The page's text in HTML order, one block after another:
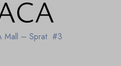
Mall – Sprat #3